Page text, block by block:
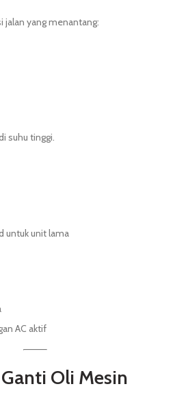
yang menantang:
suhu tinggi.
untuk unit lama
AC aktif
Oli Mesin